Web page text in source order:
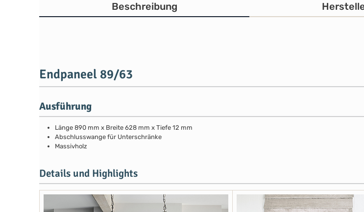
Beschreibung
Endpaneel 89/63
Ausführung
Länge 890 mm x Breite 628 mm x Tiefe 12 mm
Abschlusswange für Unterschränke
Massivholz
Details und Highlights